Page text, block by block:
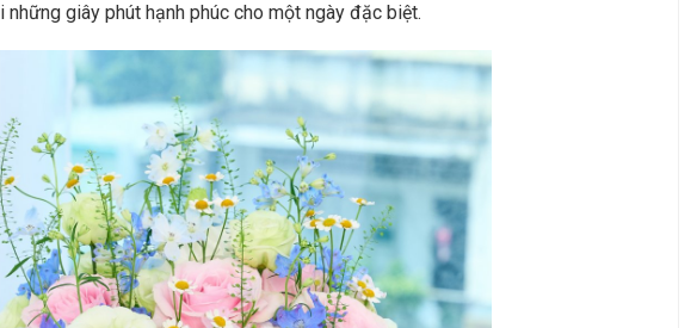
giây phút hạnh phúc cho một ngày đặc biệt.